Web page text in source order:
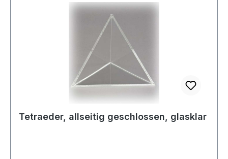
Tetraeder, allseitig geschlossen, glasklar